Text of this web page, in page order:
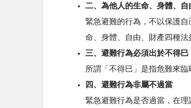
二、為他人的生命、身體、
緊急避難的行為，不以保護
命、身體、自由、財產四種法
三、避難行為必須出於不得巳
所謂「不得巳」是指危難來
四、避難行為非屬不過當
緊急避難行為是否過當，在